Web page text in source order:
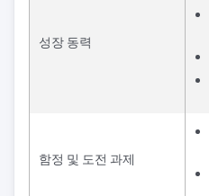
성장 동력
함정 및 도전 과제